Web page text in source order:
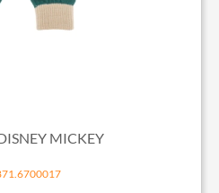
MICKEY